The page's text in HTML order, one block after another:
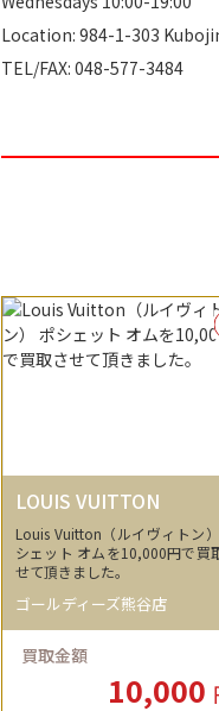
Location: 984-1-303
TEL/FAX: 048-577-3484
LOUIS VUITTON
Louis Vuitton（ルイヴィトン
シェット オムを10,000円で買
せて頂きました。
ゴールディーズ熊谷店
買取金額
10,000